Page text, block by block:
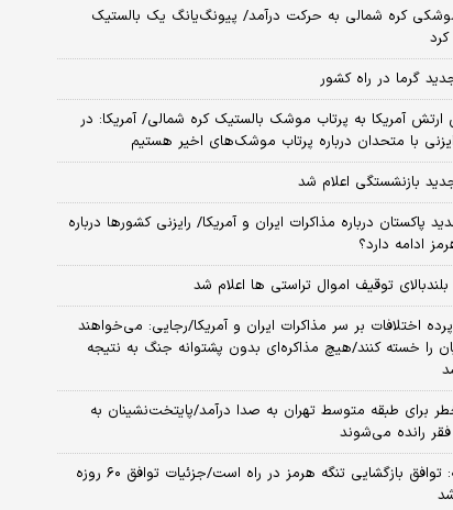
کره شمالی به حرکت درآمد/ پیونگ‌یانگ یک بالستیک
گرما در راه کشور
ارتش آمریکا به پرتاب موشک بالستیک کره شمالی/ آمریکا: در
با متحدان درباره پرتاب موشک‌های اخیر هستیم
بازنشستگی اعلام شد
پاکستان درباره مذاکرات ایران و آمریکا/ رایزنی کشورها درباره
ادامه دارد؟
توقیف اموال تراستی ها اعلام شد
اختلافات بر سر مذاکرات ایران و آمریکا/رجایی: می‌خواهند
را خسته کنند/هیچ مذاکره‌ای بدون پشتوانه جنگ به نتیجه
برای طبقه متوسط تهران به صدا درآمد/پایتخت‌نشینان به
رانده می‌شوند
العربیه: توافق بازگشایی تنگه هرمز در راه است/جزئیات توافق ۶۰ روزه